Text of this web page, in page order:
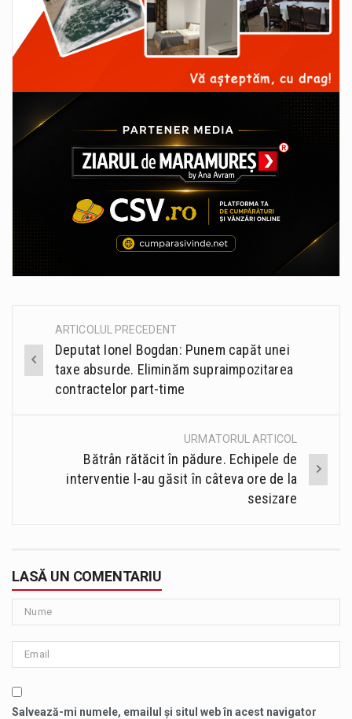
Post
navigation
ARTICOLUL PRECEDENT
Deputat Ionel Bogdan: Punem capăt unei
taxe absurde. Eliminăm supraimpozitarea
contractelor part-time
URMATORUL ARTICOL
Bătrân rătăcit în pădure. Echipele de
interventie l-au găsit în câteva ore de la
sesizare
LASĂ UN COMENTARIU
Salvează-mi numele, emailul și situl web în acest navigator